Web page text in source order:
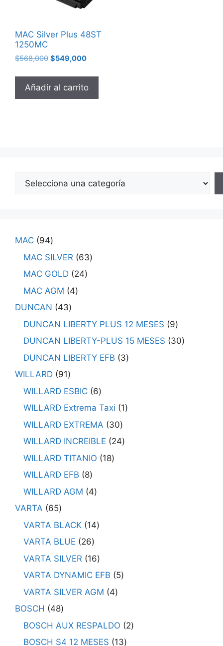
MAC Silver Plus 48ST
1250MC
$568,000 $549,000
Añadir al carrito
MAC 94
MAC SILVER
63
MAC GOLD 24
MAC AGM
4
DUNCAN
43
DUNCAN LIBERTY PLUS 12 MESES
9
DUNCAN LIBERTY-PLUS 15 MESES
30
DUNCAN LIBERTY EFB
3
WILLARD 91
WILLARD ESBIC 6
WILLARD Extrema Taxi
1
WILLARD EXTREMA
30
WILLARD INCREIBLE
24
WILLARD TITANIO
18
WILLARD EFB
8
WILLARD AGM
4
VARTA
65
VARTA BLACK 14
VARTA BLUE
26
VARTA SILVER
16
VARTA DYNAMIC EFB
5
VARTA SILVER AGM
4
BOSCH
48
BOSCH AUX RESPALDO
2
BOSCH S4 12 MESES
13